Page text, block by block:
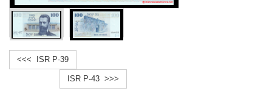
<<< ISR P-39
ISR P-43 >>>